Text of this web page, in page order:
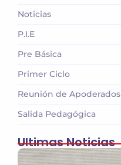
Noticias
P.I.E
Pre Básica
Primer Ciclo
Reunión de Apoderados
Salida Pedagógica
Ultimas Noticias